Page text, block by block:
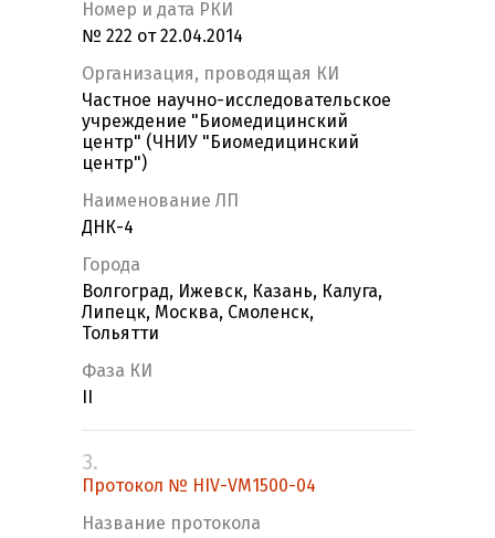
Номер и дата РКИ
№ 222 от 22.04.2014
Организация, проводящая КИ
Частное научно-исследовательское
учреждение "Биомедицинский
центр" (ЧНИУ "Биомедицинский
центр")
Наименование ЛП
ДНК-4
Города
Волгоград, Ижевск, Казань, Калуга,
Липецк, Москва, Смоленск,
Тольятти
Фаза КИ
3.
Протокол № HIV-VM1500-04
Название протокола